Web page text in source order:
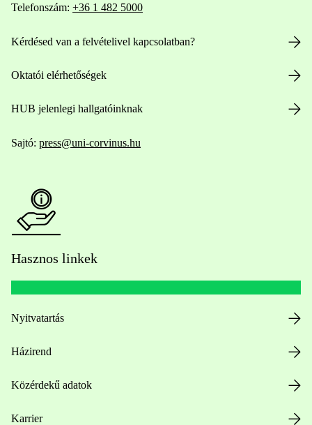
Telefonszám: +36 1 482 5000
Kérdésed van a felvételivel kapcsolatban?
Oktatói elérhetőségek
HUB jelenlegi hallgatóinknak
Sajtó: press@uni-corvinus.hu
Hasznos linkek
Nyitvatartás
Házirend
Közérdekű adatok
Karrier